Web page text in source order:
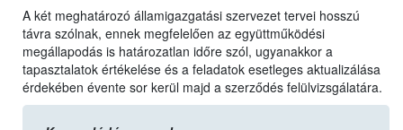
A két meghatározó államigazgatási szervezet tervei hosszú
távra szólnak, ennek megfelelően az együttműködési
megállapodás is határozatlan időre szól, ugyanakkor a
tapasztalatok értékelése és a feladatok esetleges aktualizálása
érdekében évente sor kerül majd a szerződés felülvizsgálatára.